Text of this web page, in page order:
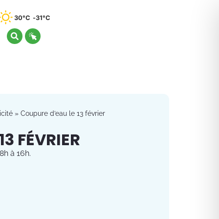
30°C 31°C
» Coupure d’eau le 13 février
FÉVRIER
à 16h.